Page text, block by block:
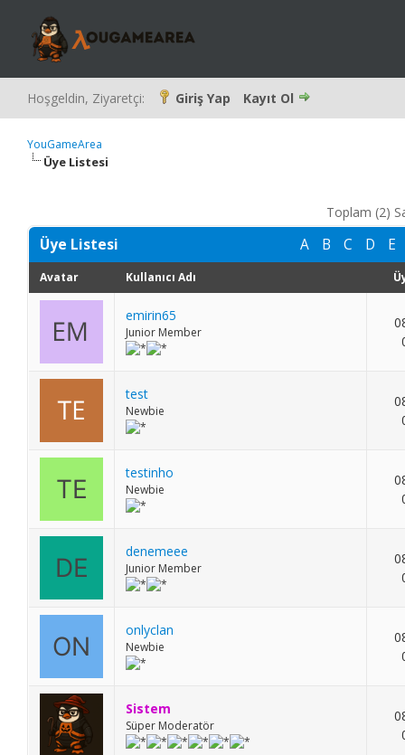
Hoşgeldin, Ziyaretçi: Giriş Yap Kayıt Ol
YouGameArea
Üye Listesi
Toplam (2)
A B C D E
Üye Listesi
Avatar Kullanıcı Adı
emirin65
Junior Member
test
Newbie
testinho
Newbie
denemeee
Junior Member
onlyclan
Newbie
Sistem
Süper Moderatör